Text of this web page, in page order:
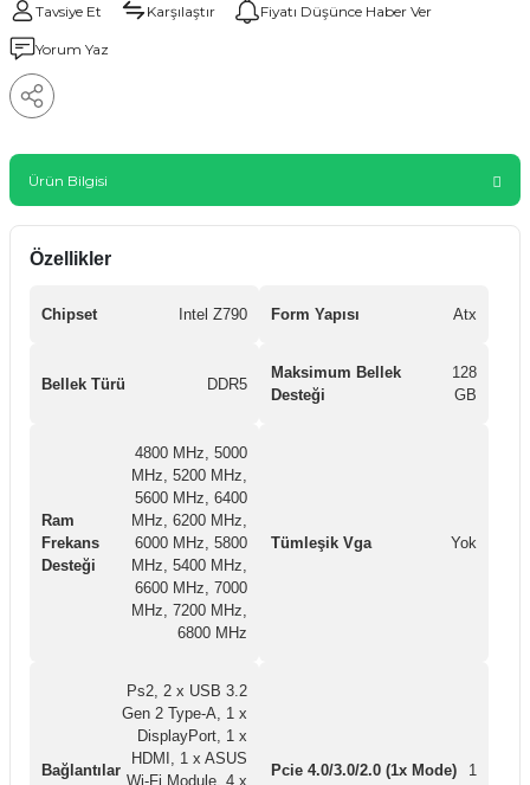
Tavsiye Et Karşılaştır Fiyatı Düşünce Haber Ver
Yorum Yaz
Ürün Bilgisi
Özellikler
Chipset Intel Z790 Form Yapısı Atx
Bellek Türü DDR5
Maksimum Bellek
Desteği
128
GB
Ram
Frekans
Desteği
4800 MHz, 5000
MHz, 5200 MHz,
5600 MHz, 6400
MHz, 6200 MHz,
6000 MHz, 5800
MHz, 5400 MHz,
6600 MHz, 7000
MHz, 7200 MHz,
6800 MHz
Tümleşik Vga Yok
Bağlantılar
Ps2, 2 x USB 3.2
Gen 2 Type-A, 1 x
DisplayPort, 1 x
HDMI, 1 x ASUS
Wi-Fi Module, 4 x
Pcie 4.0/3.0/2.0 (1x Mode) 1